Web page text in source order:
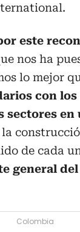
este
nos ha
lo mejor
con
en
de cada
general
Colombia